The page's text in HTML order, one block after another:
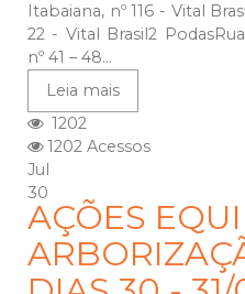
Itabaiana, nº 116 - Vital
22 - Vital Brasil2
nº 41 – 48...
Leia mais
1202
1202 Acessos
Jul
30
AÇÕES